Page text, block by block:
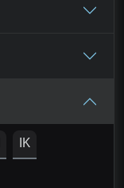
IK